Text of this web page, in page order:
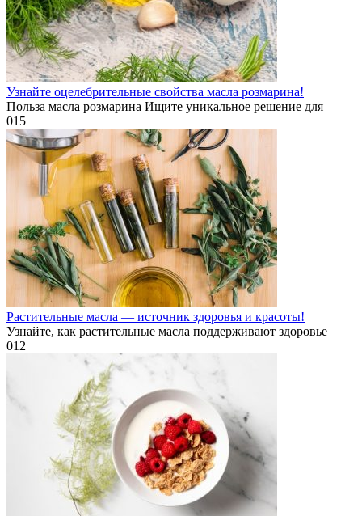
Узнайте оцелебрительные свойства масла розмарина!
Польза масла розмарина Ищите уникальное решение для
015
Растительные масла — источник здоровья и красоты!
Узнайте, как растительные масла поддерживают здоровье
012